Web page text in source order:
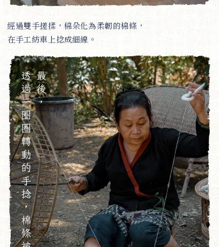
經過雙手搓揉，棉朵化為柔韌的棉條，
在手工紡車上捻成細線。